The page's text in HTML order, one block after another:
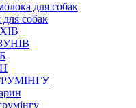
для собак
собак